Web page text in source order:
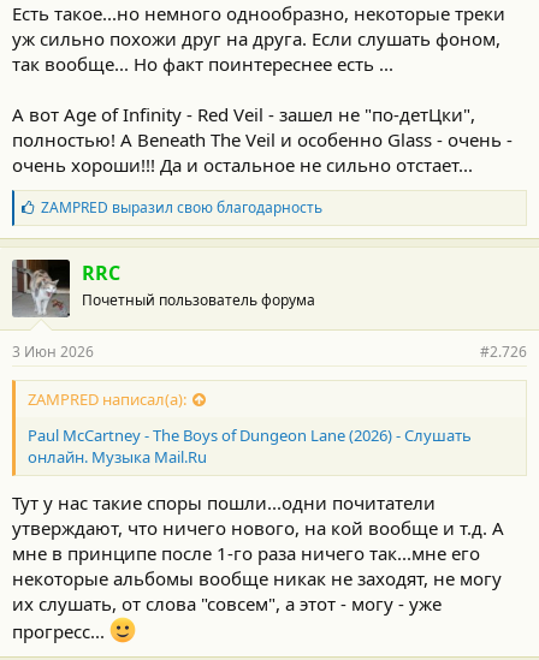
Есть такое...но немного однообразно, некоторые треки
уж сильно похожи друг на друга. Если слушать фоном,
так вообще... Но факт поинтереснее есть ...
А вот Age of Infinity - Red Veil - зашел не "по-детЦки",
полностью! А Beneath The Veil и особенно Glass - очень -
очень хороши!!! Да и остальное не сильно отстает...
Б
л
а
г
о
д
а
н
о
с
и
:
ZAMPRED выразил свою благодарность
RRC
Почетный пользователь форума
3 Июн 2026 #2.726
ZAMPRED написал(а):
Paul McCartney - The Boys of Dungeon Lane (2026) - Слушать
онлайн. Музыка Mail.Ru
Тут у нас такие споры пошли...одни почитатели
утверждают, что ничего нового, на кой вообще и т.д. А
мне в принципе после 1-го раза ничего так...мне его
некоторые альбомы вообще никак не заходят, не могу
их слушать, от слова "совсем", а этот - могу - уже
прогресс...